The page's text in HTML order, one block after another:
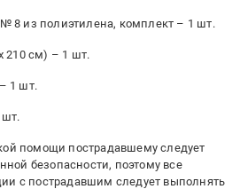
8 из полиэтилена, комплект – 1 шт.
210 см) – 1 шт.
1 шт.
шт.
помощи пострадавшему следует
безопасности, поэтому все
с пострадавшим следует выполнять